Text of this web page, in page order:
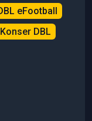
eFootball
DBL